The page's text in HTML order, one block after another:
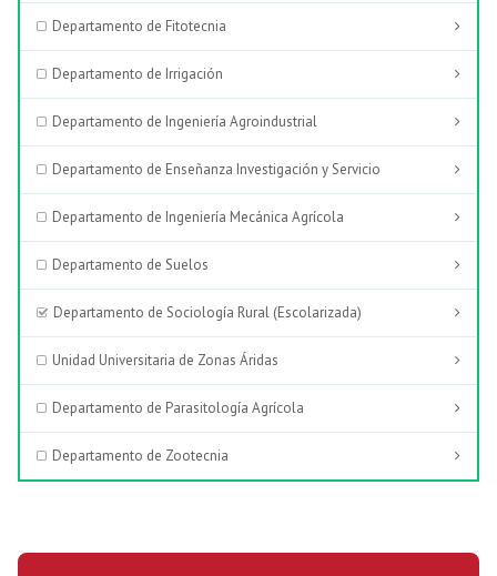
Departamento de Fitotecnia
Departamento de Irrigación
Departamento de Ingeniería Agroindustrial
Departamento de Enseñanza Investigación y Servicio
Departamento de Ingeniería Mecánica Agrícola
Departamento de Suelos
Departamento de Sociología Rural (Escolarizada)
Unidad Universitaria de Zonas Áridas
Departamento de Parasitología Agrícola
Departamento de Zootecnia